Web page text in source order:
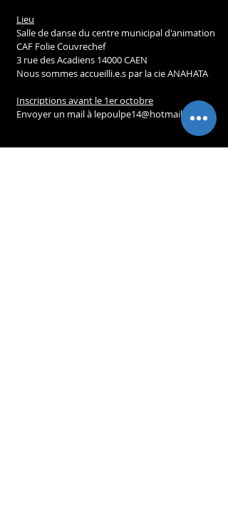
Lieu
Salle de danse du centre municipal d'animation
CAF Folie Couvrechef
3 rue des Acadiens 14000 CAEN
Nous sommes accueilli.e.s par la cie ANAHATA
Inscriptions avant le 1er octobre
Envoyer un mail à lepoulpe14@hotmail.com